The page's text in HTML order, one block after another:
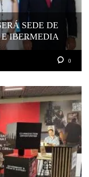
SEDE DE
IBERMEDIA
0